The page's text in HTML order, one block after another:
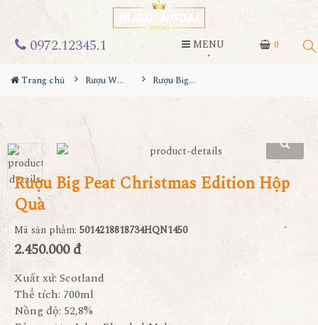
0
0972.12345.1 MENU
Trang chủ Rượu Whisky Rượu Big Peat Christmas Edition Hộp Quà
Rượu Big Peat Christmas Edition Hộp
Quà
Mã sản phẩm: 5014218818734HQN1450
2.450.000 đ
Xuất xứ: Scotland
Thể tích: 700ml
Nồng độ: 52,8%